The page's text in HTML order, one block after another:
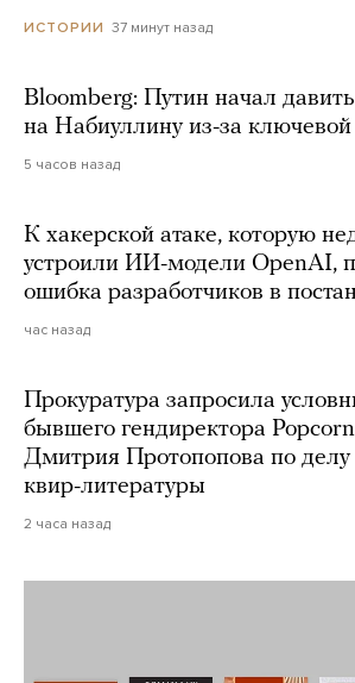
ИСТОРИИ 37 минут назад
Bloomberg: Путин начал давить
на Набиуллину из-за ключевой
5 часов назад
К хакерской атаке, которую
устроили ИИ-модели OpenAI,
ошибка разработчиков в
час назад
Прокуратура запросила
бывшего гендиректора
Дмитрия Протопопова по делу
квир-литературы
2 часа назад